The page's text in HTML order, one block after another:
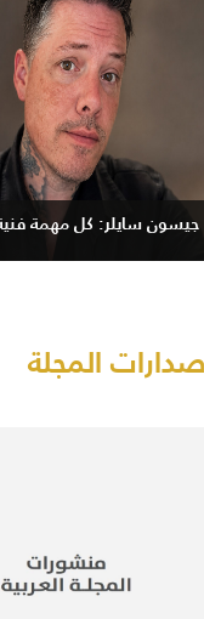
جيسون سايلر: كل مهمة فنية
المجلة